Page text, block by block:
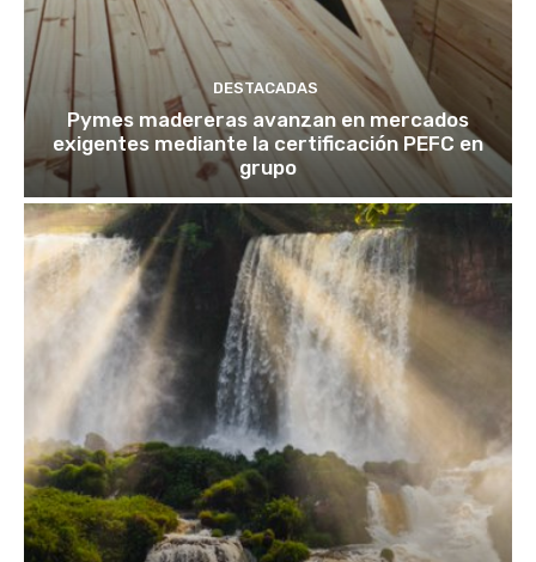
DESTACADAS
Pymes madereras avanzan en mercados
exigentes mediante la certificación PEFC en
grupo